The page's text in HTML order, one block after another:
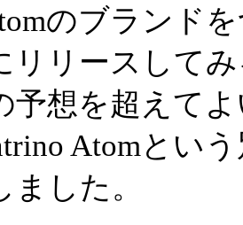
のブランド
リリースして
予想を超えて
Atomとい
ました。